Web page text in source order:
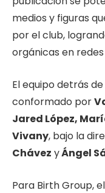
medios y figuras
por el club,
orgánicas en
El equipo detrás
conformado por
Jared López,
Vivany, bajo la
Chávez yÁngel
Para Birth Group,